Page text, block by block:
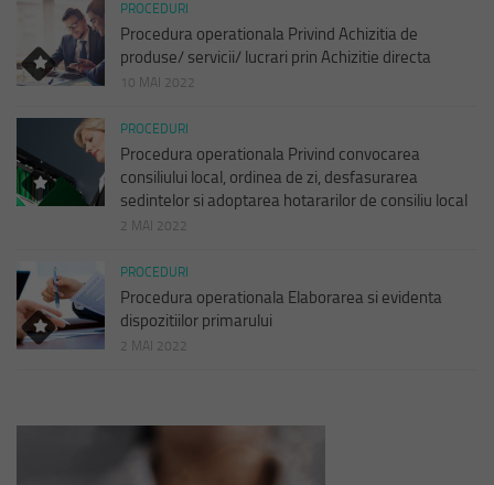
PROCEDURI
Procedura operationala Privind Achizitia de
produse/ servicii/ lucrari prin Achizitie directa
10 MAI 2022
PROCEDURI
Procedura operationala Privind convocarea
consiliului local, ordinea de zi, desfasurarea
sedintelor si adoptarea hotararilor de consiliu local
2 MAI 2022
PROCEDURI
Procedura operationala Elaborarea si evidenta
dispozitiilor primarului
2 MAI 2022